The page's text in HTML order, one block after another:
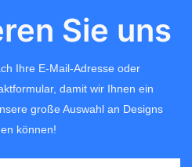
Sie uns
Ihre E-Mail-Adresse oder
damit wir Ihnen ein
große Auswahl an Designs
können!